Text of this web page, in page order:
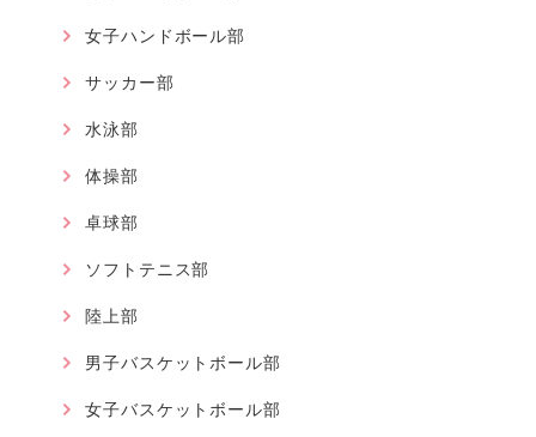
女子ハンドボール部
サッカー部
水泳部
体操部
卓球部
ソフトテニス部
陸上部
男子バスケットボール部
女子バスケットボール部